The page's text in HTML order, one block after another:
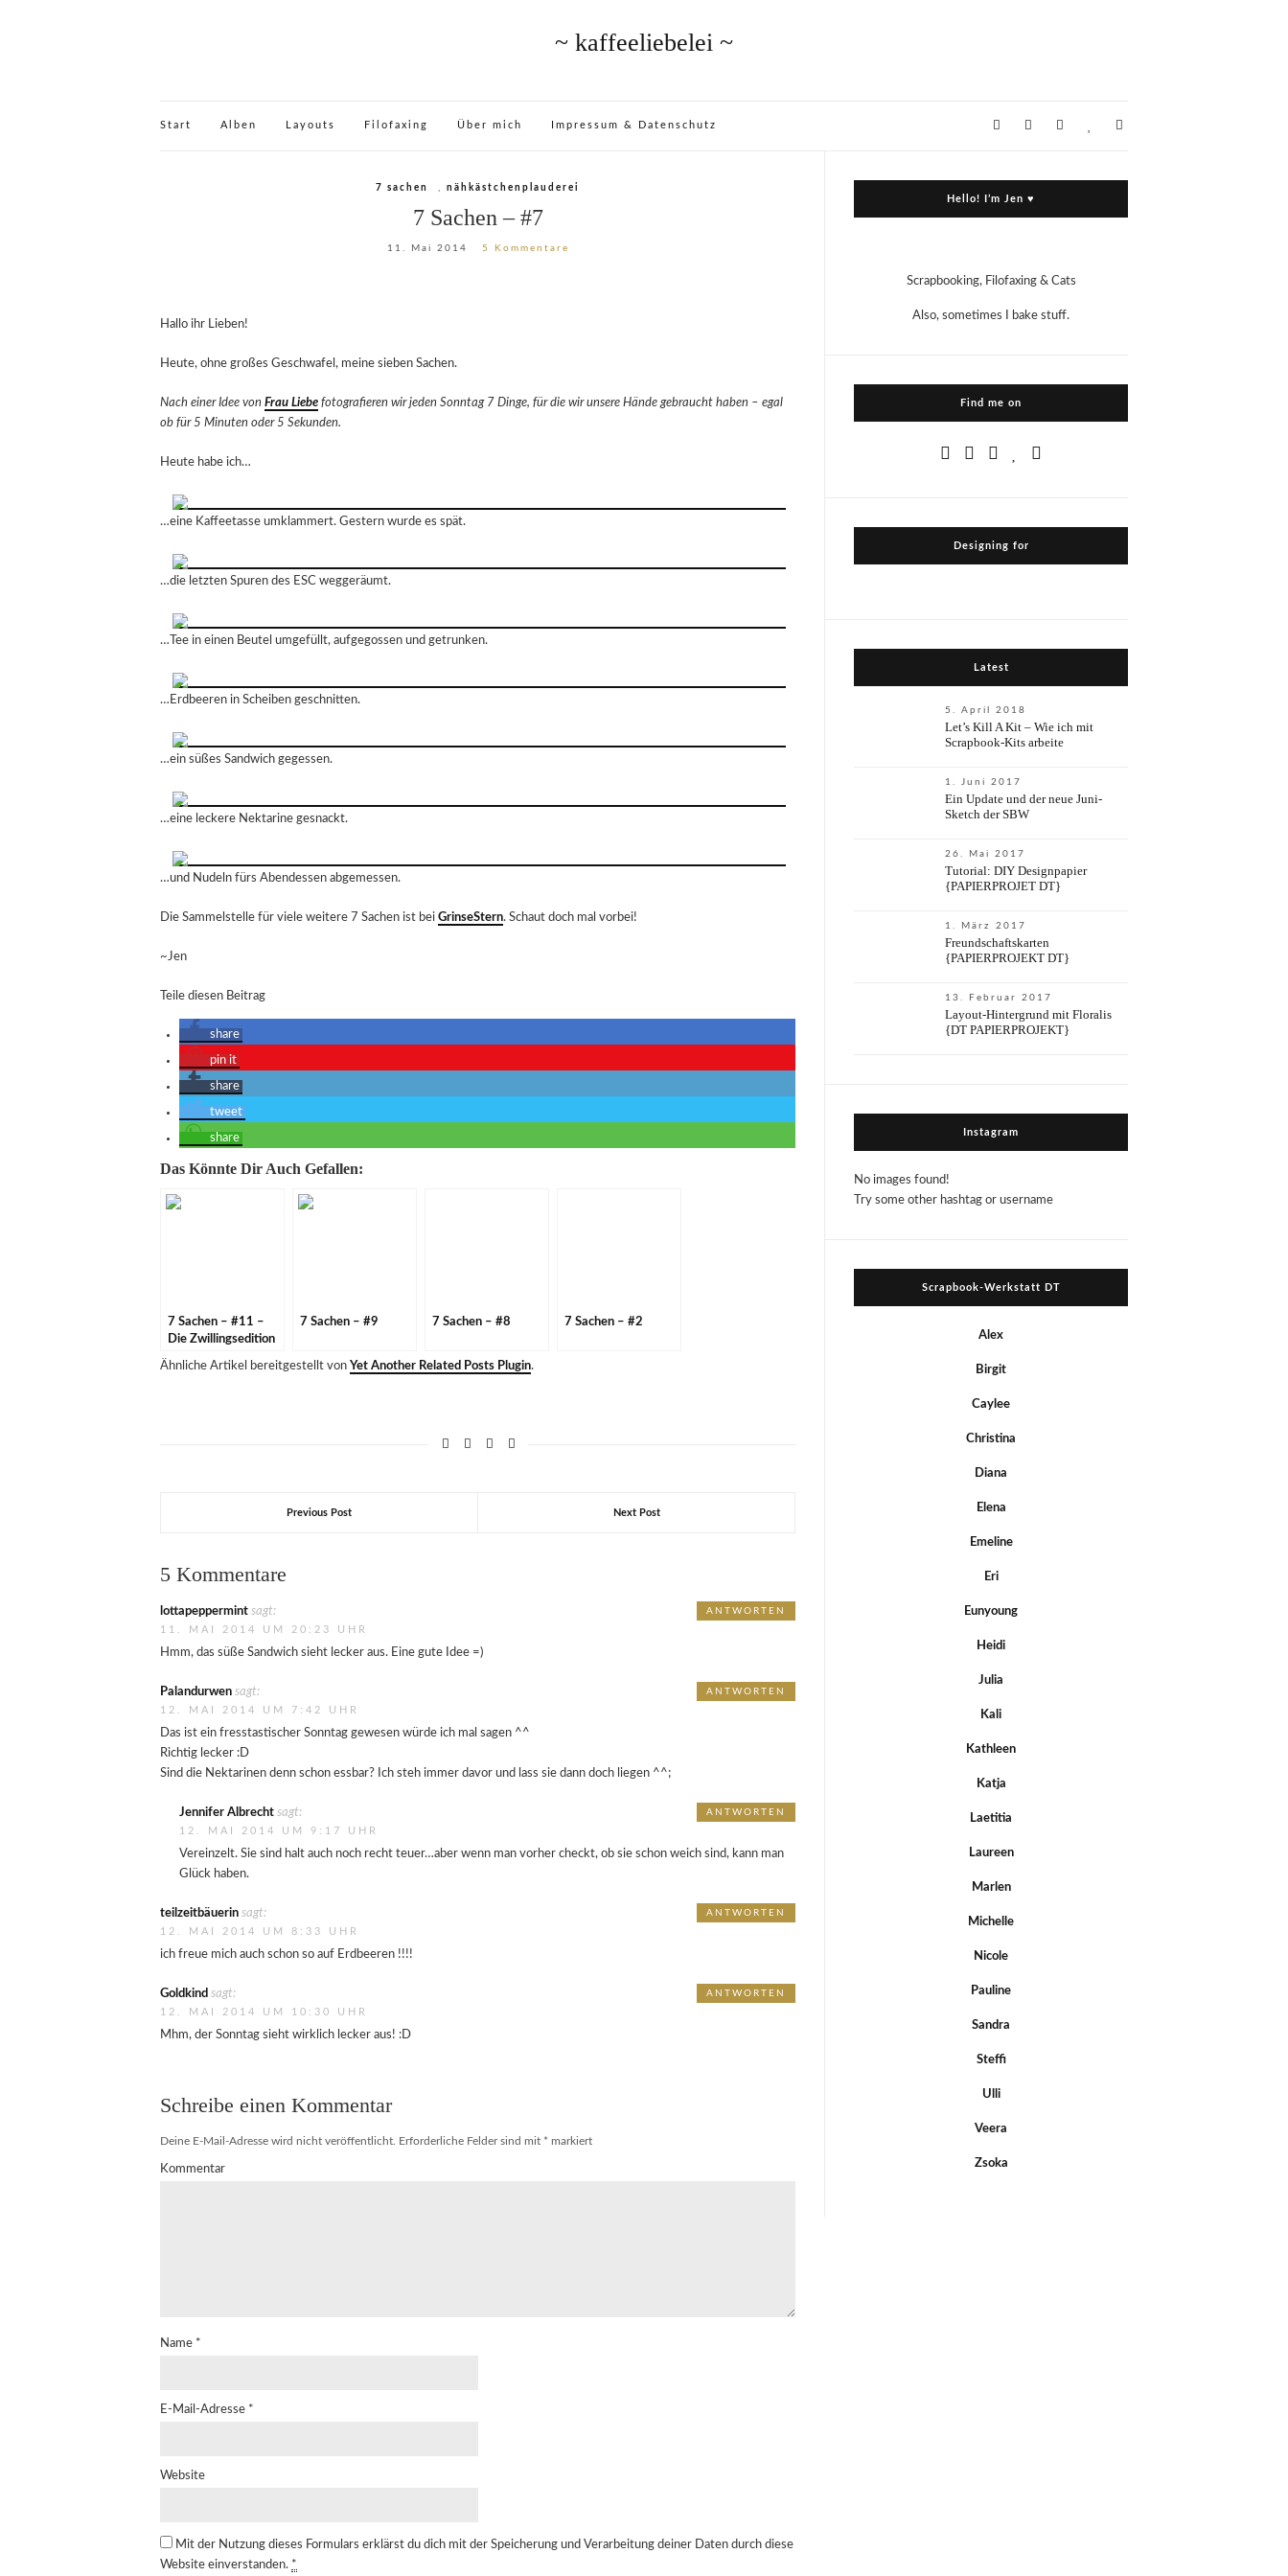
~ kaffeeliebelei ~
Start Alben Layouts Filofaxing Über mich Impressum & Datenschutz
7 sachen ,nähkästchenplauderei
7 Sachen – #7
11. Mai 2014 5 Kommentare
Hallo ihr Lieben!
Heute, ohne großes Geschwafel, meine sieben Sachen.
Nach einer Idee von Frau Liebe fotografieren wir jeden Sonntag 7 Dinge, für die wir unsere Hände gebraucht haben – egal
ob für 5 Minuten oder 5 Sekunden.
Heute habe ich…
…eine Kaffeetasse umklammert. Gestern wurde es spät.
…die letzten Spuren des ESC weggeräumt.
…Tee in einen Beutel umgefüllt, aufgegossen und getrunken.
…Erdbeeren in Scheiben geschnitten.
…ein süßes Sandwich gegessen.
…eine leckere Nektarine gesnackt.
…und Nudeln fürs Abendessen abgemessen.
Die Sammelstelle für viele weitere 7 Sachen ist bei GrinseStern. Schaut doch mal vorbei!
~Jen
Teile diesen Beitrag
share
pin it
share
tweet
share
Das Könnte Dir Auch Gefallen:
7 Sachen – #11 –
Die Zwillingsedition
7 Sachen – #9 7 Sachen – #8 7 Sachen – #2
Ähnliche Artikel bereitgestellt von Yet Another Related Posts Plugin.
Previous Post Next Post
5 Kommentare
lottapeppermint sagt:
11. MAI 2014 UM 20:23 UHR
Hmm, das süße Sandwich sieht lecker aus. Eine gute Idee =)
ANTWORTEN
Palandurwen sagt:
12. MAI 2014 UM 7:42 UHR
Das ist ein fresstastischer Sonntag gewesen würde ich mal sagen ^^
Richtig lecker :D
Sind die Nektarinen denn schon essbar? Ich steh immer davor und lass sie dann doch liegen ^^;
ANTWORTEN
Jennifer Albrecht sagt:
12. MAI 2014 UM 9:17 UHR
Vereinzelt. Sie sind halt auch noch recht teuer…aber wenn man vorher checkt, ob sie schon weich sind, kann man
Glück haben.
ANTWORTEN
teilzeitbäuerin sagt:
12. MAI 2014 UM 8:33 UHR
ich freue mich auch schon so auf Erdbeeren !!!!
ANTWORTEN
Goldkind sagt:
12. MAI 2014 UM 10:30 UHR
Mhm, der Sonntag sieht wirklich lecker aus! :D
ANTWORTEN
Schreibe einen Kommentar
Deine E-Mail-Adresse wird nicht veröffentlicht. Erforderliche Felder sind mit * markiert
Kommentar
Name *
E-Mail-Adresse *
Website
Mit der Nutzung dieses Formulars erklärst du dich mit der Speicherung und Verarbeitung deiner Daten durch diese
Website einverstanden. *
Hello! I’m Jen ♥
Scrapbooking, Filofaxing & Cats
Also, sometimes I bake stuff.
Find me on
Designing for
Latest
5. April 2018
Let’s Kill A Kit – Wie ich mit
Scrapbook-Kits arbeite
1. Juni 2017
Ein Update und der neue Juni-
Sketch der SBW
26. Mai 2017
Tutorial: DIY Designpapier
{PAPIERPROJET DT}
1. März 2017
Freundschaftskarten
{PAPIERPROJEKT DT}
13. Februar 2017
Layout-Hintergrund mit Floralis
{DT PAPIERPROJEKT}
Instagram
No images found!
Try some other hashtag or username
Scrapbook-Werkstatt DT
Alex
Birgit
Caylee
Christina
Diana
Elena
Emeline
Eri
Eunyoung
Heidi
Julia
Kali
Kathleen
Katja
Laetitia
Laureen
Marlen
Michelle
Nicole
Pauline
Sandra
Steffi
Ulli
Veera
Zsoka